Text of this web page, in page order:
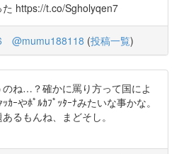
https://t.co/Sgholyqen7
@mumu188118 (投稿一覧)
ね…？確かに罵り方って国によ
ｰやﾎﾟﾙｶﾌﾟｯﾀｰﾅみたいな事かな。
るもんね、まどそし。